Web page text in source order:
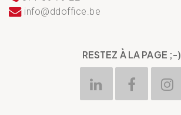
info@ddoffice.be
RESTEZ À LA PAGE ;-)